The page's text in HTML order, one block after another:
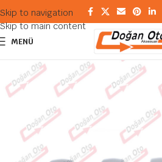
Skip to navigation
Skip to main content
MENÜ